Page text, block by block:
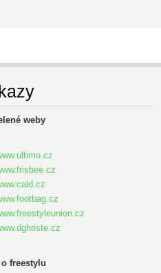
weby
o freestylu